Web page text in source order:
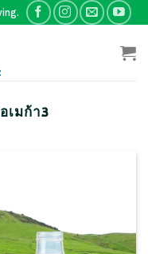
เมก้า3